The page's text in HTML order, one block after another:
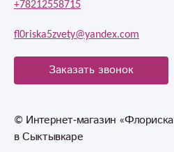
+78212558715
fl0riska5zvety@yandex.com
Заказать звонок
© Интернет-магазин
в Сыктывкаре